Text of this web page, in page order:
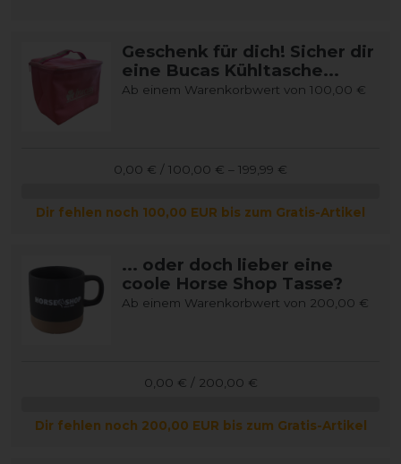
Geschenk für dich! Sicher dir
eine Bucas Kühltasche...
Ab einem Warenkorbwert von 100,00 €
0,00 € / 100,00 € – 199,99 €
Dir fehlen noch 100,00 EUR bis zum Gratis-Artikel
... oder doch lieber eine
coole Horse Shop Tasse?
Ab einem Warenkorbwert von 200,00 €
0,00 € / 200,00 €
Dir fehlen noch 200,00 EUR bis zum Gratis-Artikel